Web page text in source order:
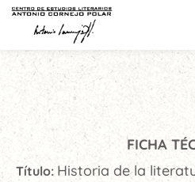
FICHA
Título: Historia de la